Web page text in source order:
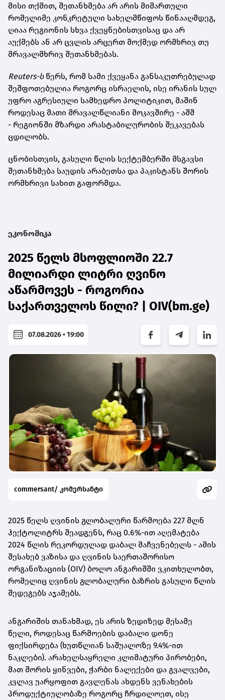
მისი თქმით, შეთანხმება არ არის მიმართული
რომელიმე კონკრეტული სახელმწიფოს წინააღმდეგ,
ღიაა რეგიონის სხვა ქვეყნებისთვისაც და არ
აუქმებს ან არ ცვლის არცერთ მოქმედ ორმხრივ თუ
მრავალმხრივ შეთანხმებას.
Reuters-სწერს, რომ სამი ქვეყანა განსაკუთრებულად
შეშფოთებულია როგორც ისრაელის, ისე ირანის სულ
უფრო აგრესიული სამხედრო პოლიტიკით, მაშინ
როდესაც მათი მრავალწლიანი მოკავშირე - აშშ
- რეგიონში მზარდი არასტაბილურობის შეკავებას
ცდილობს.
ცნობისთვის, გასული წლის სექტემბერში მსგავსი
შეთანხმება საუდის არაბეთსა და პაკისტანს შორის
ორმხრივი სახით გაფორმდა.
ეკონომიკა
2025 წელს მსოფლიოში 22.7
მილიარდი ლიტრი ღვინო
აწარმოვეს - როგორია
საქართველოს წილი? | OIV(bm.ge)
07.08.2026 • 19:00
commersant/ კომერსანტი
2025 წელს ღვინის გლობალური წარმოება 227 მლნ
ჰექტოლიტრს შეადგენს, რაც 0.6%-ით აღემატება
2024 წლის რეკორდულად დაბალ მაჩვენებელს - ამის
შესახებ ვაზისა და ღვინის საერთაშორისო
ორგანიზაციის (OIV) ბოლო ანგარიშში ვკითხულობთ,
რომელიც ღვინის გლობალური ბაზრის გასული წლის
შედეგებს აჯამებს.
ანგარიშის თანახმად, ეს არის ზედიზედ მესამე
წელი, როდესაც წარმოების დაბალი დონე
ფიქსირდება (ხუთწლიან საშუალოზე 9.4%-ით
ნაკლები). არახელსაყრელი კლიმატური პირობები,
მათ შორის ყინვები, ჭარბი ნალექები და გვალვები,
კვლავ უარყოფით გავლენას ახდენს ვენახების
პროდუქტიულობაზე როგორც ჩრდილოეთ, ისე